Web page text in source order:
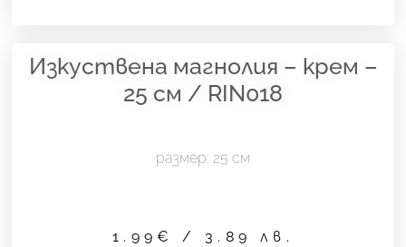
Изкуствена магнолия – крем –
25 см / RIN018
размер: 25 см
1.99€ / 3.89 лв.